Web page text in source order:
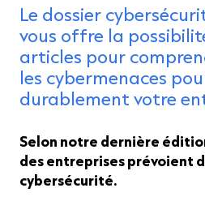
Le dossier
vous offre la
articles pour
les cybermenaces
durablement votre
Selon notre dernière
des entreprises prévoient
cybersécurité.